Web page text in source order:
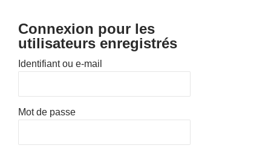
Connexion pour les
utilisateurs enregistrés
Identifiant ou e-mail
Mot de passe